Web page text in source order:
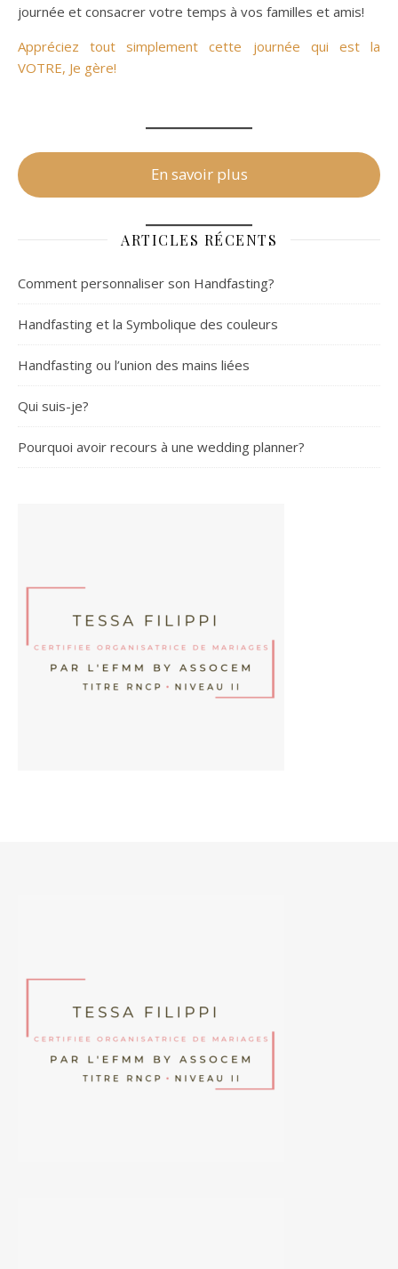
journée et consacrer votre temps à vos familles et amis!
Appréciez tout simplement cette journée qui est la
VOTRE, Je gère!
En savoir plus
ARTICLES RÉCENTS
Comment personnaliser son Handfasting?
Handfasting et la Symbolique des couleurs
Handfasting ou l’union des mains liées
Qui suis-je?
Pourquoi avoir recours à une wedding planner?